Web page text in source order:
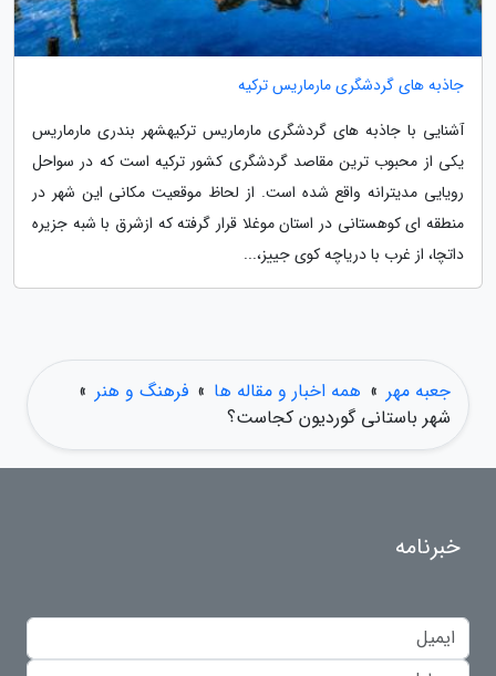
جاذبه های گردشگری مارماریس ترکیه
آشنایی با جاذبه های گردشگری مارماریس ترکیهشهر بندری مارماریس
یکی از محبوب ترین مقاصد گردشگری کشور ترکیه است که در سواحل
رویایی مدیترانه واقع شده است. از لحاظ موقعیت مکانی این شهر در
منطقه ای کوهستانی در استان موغلا قرار گرفته که ازشرق با شبه جزیره
داتچا، از غرب با دریاچه کوی جییز،...
جعبه مهر » همه اخبار و مقاله ها » فرهنگ و هنر »
شهر باستانی گوردیون کجاست؟
خبرنامه